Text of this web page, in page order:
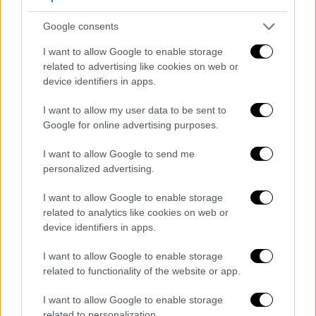
Google consents
I want to allow Google to enable storage
related to advertising like cookies on web or
device identifiers in apps.
I want to allow my user data to be sent to
Google for online advertising purposes.
I want to allow Google to send me
personalized advertising.
I want to allow Google to enable storage
related to analytics like cookies on web or
device identifiers in apps.
I want to allow Google to enable storage
related to functionality of the website or app.
I want to allow Google to enable storage
Η προηγούμενη συνεργασία τους, η ταινία
Οπενχάιμερ,σημείωσε τεράστια επιτυχία, με
εισπράξεις που άγγιξαν τα 958,8 εκατ.
δολάρια και συνολικά 13 υποψηφιότητες για
, από τις οποίες κέρδισε επτά, μεταξύ
άλλων Καλύτερης Ταινίας και Σκηνοθεσίας,
Μέρφι και Β’ Ανδρικού Ρόλου για τον